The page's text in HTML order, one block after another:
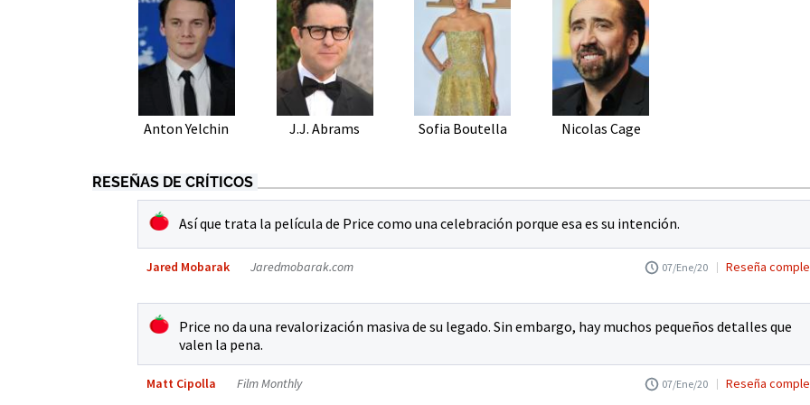
Anton Yelchin J.J. Abrams Sofia Boutella Nicolas Cage
RESEÑAS DE CRÍTICOS
Así que trata la película de Price como una celebración porque esa es su intención.
Jared Mobarak Jaredmobarak.com 07/Ene/20 Reseña
Price no da una revalorización masiva de su legado. Sin embargo, hay muchos pequeños detalles que
valen la pena.
Matt Cipolla Film Monthly 07/Ene/20 Reseña